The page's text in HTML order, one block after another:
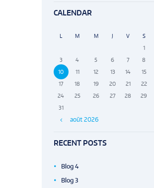
CALENDAR
août 2026
M M V S
1
3
4 5 6 7 8
10
11 12 13 14 15
17
18 19 20 21 22
24
25 26 27 28 29
31
RECENT POSTS
Blog 4
Blog 3